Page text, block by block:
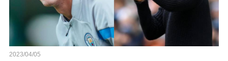
2023/04/05